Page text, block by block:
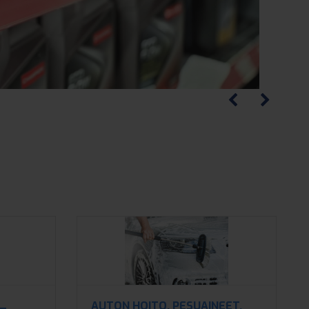
AUTON HOITO, PESUAINEET,